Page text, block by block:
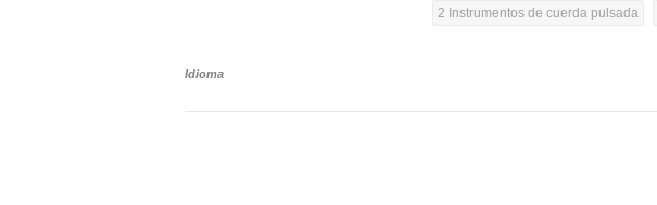
2 Instrumentos de cuerda pulsada
Idioma